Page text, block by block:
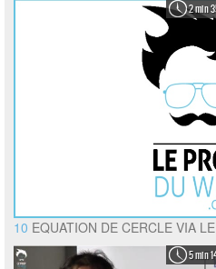
2 min
10 EQUATION DE CERCLE VIA
5 min